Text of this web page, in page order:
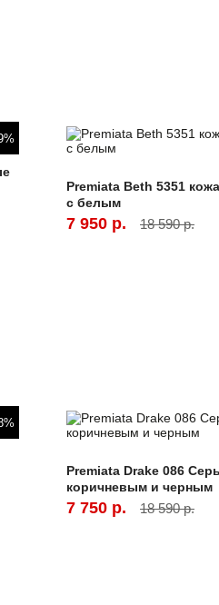
Premiata Beth 5351
с белым
7 950 р. 18 590 р.
Premiata Drake 086
коричневым и черным
7 750 р. 18 590 р.